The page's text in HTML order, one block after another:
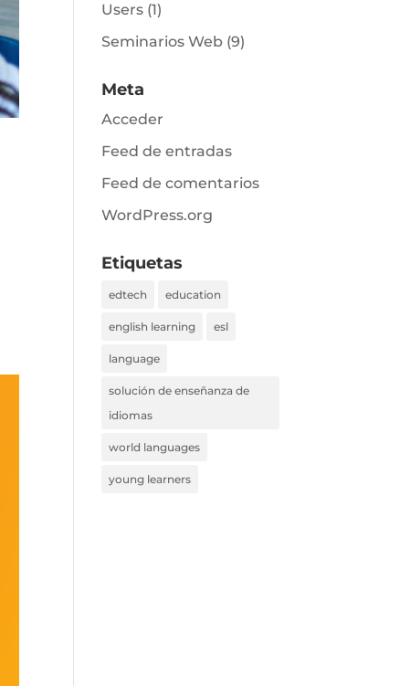
Users(1)
Seminarios Web(9)
Meta
Acceder
Feed de entradas
Feed de comentarios
WordPress.org
Etiquetas
edtech education
english learning esl
language
solución de enseñanza de
idiomas
world languages
young learners